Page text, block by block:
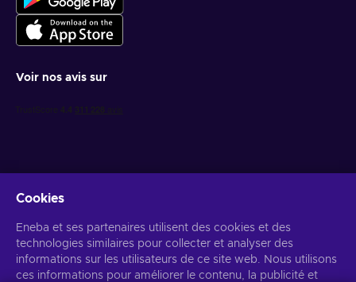
Voir nos avis sur
S’abonner
Vous pouvez vous désabonner à tout moment. Consultez l'avis de
Cookies
Eneba et ses partenaires utilisent des cookies et des
technologies similaires pour collecter et analyser des
informations sur les utilisateurs de ce site web. Nous utilisons
ces informations pour améliorer le contenu, la publicité et